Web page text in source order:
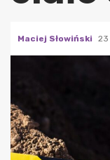
Maciej Słowiński 23